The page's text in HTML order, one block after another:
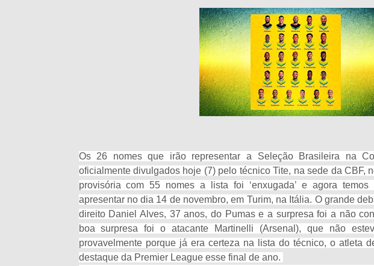
Os 26 nomes que irão representar a Seleção Brasileira na
oficialmente divulgados hoje (7) pelo técnico Tite, na sede da CBF,
provisória com 55 nomes a lista foi ‘enxugada’ e agora
apresentar no dia 14 de novembro, em Turim, na Itália. O grande
direito Daniel Alves, 37 anos, do Pumas e a surpresa foi a não
boa surpresa foi o atacante Martinelli (Arsenal), que não
provavelmente porque já era certeza na lista do técnico, o atleta
destaque da Premier League esse final de ano.